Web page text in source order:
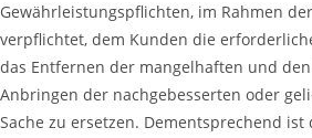
Gewährleistungspflichten, im Rahmen
verpflichtet, dem Kunden die
das Entfernen der mangelhaften und
Anbringen der nachgebesserten oder
Sache zu ersetzen. Dementsprechend